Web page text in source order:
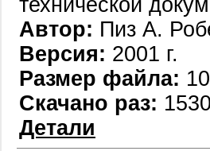
технической
Автор: Пиз А.
Версия: 2001 г.
Размер файла:
Скачано раз:
Детали